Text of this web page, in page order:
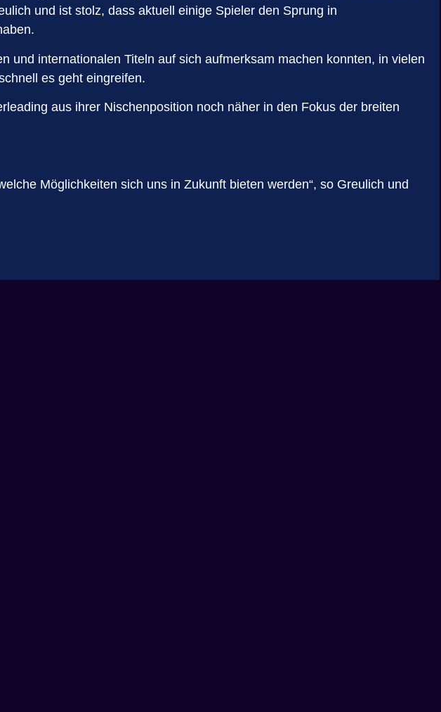
und ist stolz, dass aktuell einige Spieler den Sprung in
und internationalen Titeln auf sich aufmerksam machen konnten, in vielen
es geht eingreifen.
aus ihrer Nischenposition noch näher in den Fokus der breiten
Möglichkeiten sich uns in Zukunft bieten werden“, so Greulich und